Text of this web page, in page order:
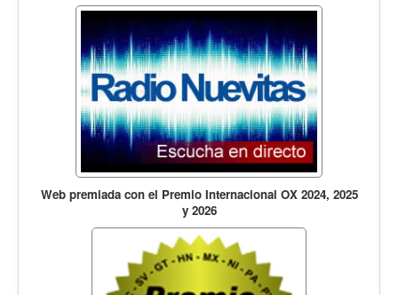
Ciencia, tecnología y curiosidades
Francés
Inglés
Desempolvando la historia
Web premiada con el Premio Internacional OX 2024, 2025
y 2026